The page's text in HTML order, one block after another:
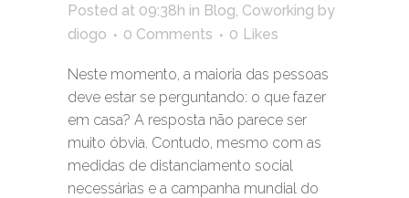
Posted at 09:38h in Blog, Coworking by
diogo
0 Comments 0 Likes
Neste momento, a maioria das pessoas
deve estar se perguntando: o que fazer
em casa? A resposta não parece ser
muito óbvia. Contudo, mesmo com as
medidas de distanciamento social
necessárias e a campanha mundial do